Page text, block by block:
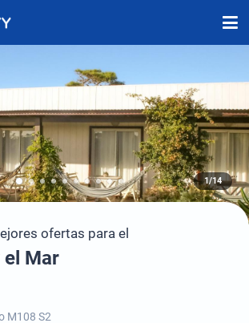
1/14
ofertas para el
el Mar
M108 S2